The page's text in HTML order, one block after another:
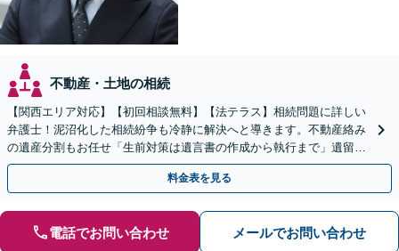
不動産・土地の相続
【関西エリア対応】【初回相談無料】【法テラス】相続問題に詳しい
弁護士！泥沼化した相続紛争も冷静に解決へと導きます。不動産絡み
の遺産分割もお任せ「生前対策は遺言書の作成から執行まで」遺留分
侵害額請求に詳しい【夜間・休日面談】【電話相談可】
料金表を見る
電話でお問い合わせ メールでお問い合わせ